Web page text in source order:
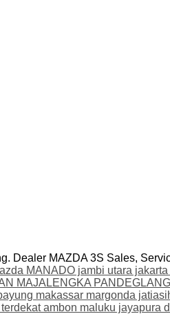
Dealer MAZDA 3S Sales,